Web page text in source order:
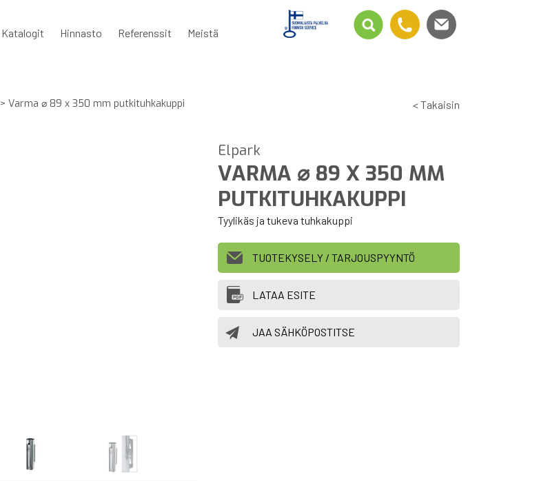
Katalogit Hinnasto Referenssit Meistä
> Varma ⌀ 89 x 350 mm putkituhkakuppi < Takaisin
Elpark
VARMA ⌀ 89 X 350 MM
PUTKITUHKAKUPPI
Tyylikäs ja tukeva tuhkakuppi
TUOTEKYSELY / TARJOUSPYYNTÖ
LATAA ESITE
JAA SÄHKÖPOSTITSE